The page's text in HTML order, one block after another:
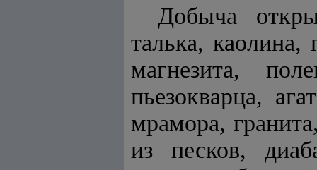
Добыча
талька, каолина,
магнезита,
пьезокварца,
мрамора,
из песков,